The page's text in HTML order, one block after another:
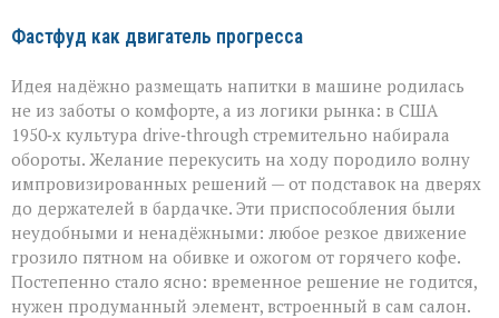
Фастфуд как двигатель прогресса
Идея надёжно размещать напитки в машине родилась
не из заботы о комфорте, а из логики рынка: в США
1950‑х культура drive‑through стремительно набирала
обороты. Желание перекусить на ходу породило волну
импровизированных решений — от подставок на дверях
до держателей в бардачке. Эти приспособления были
неудобными и ненадёжными: любое резкое движение
грозило пятном на обивке и ожогом от горячего кофе.
Постепенно стало ясно: временное решение не годится,
нужен продуманный элемент, встроенный в сам салон.